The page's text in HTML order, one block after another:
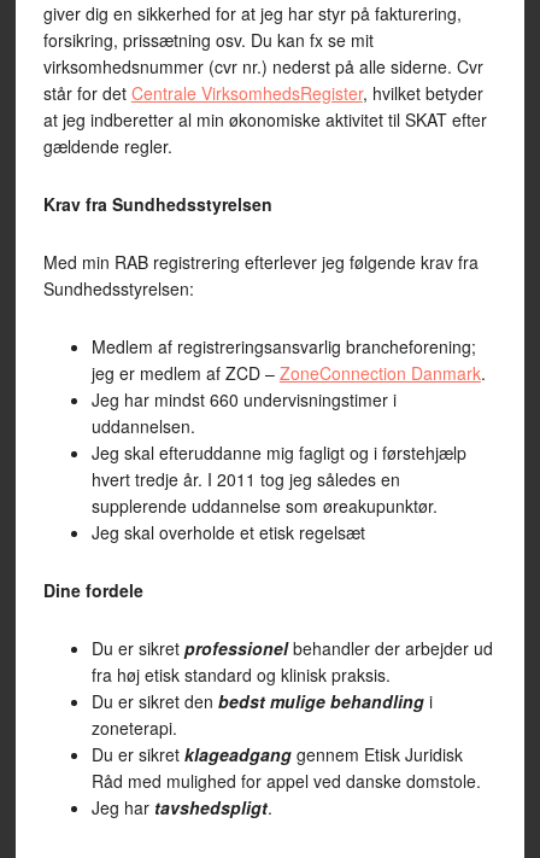
giver dig en sikkerhed for at jeg har styr på fakturering,
forsikring, prissætning osv. Du kan fx se mit
virksomhedsnummer (cvr nr.) nederst på alle siderne. Cvr
står for det Centrale VirksomhedsRegister, hvilket betyder
at jeg indberetter al min økonomiske aktivitet til SKAT efter
gældende regler.
Krav fra Sundhedsstyrelsen
Med min RAB registrering efterlever jeg følgende krav fra
Sundhedsstyrelsen:
Medlem af registreringsansvarlig brancheforening;
jeg er medlem af ZCD – ZoneConnection Danmark.
Jeg har mindst 660 undervisningstimer i
uddannelsen.
Jeg skal efteruddanne mig fagligt og i førstehjælp
hvert tredje år. I 2011 tog jeg således en
supplerende uddannelse som øreakupunktør.
Jeg skal overholde et etisk regelsæt
Dine fordele
Du er sikret professionelbehandler der arbejder ud
fra høj etisk standard og klinisk praksis.
Du er sikret den bedst mulige behandlingi
zoneterapi.
Du er sikret klageadganggennem Etisk Juridisk
Råd med mulighed for appel ved danske domstole.
Jeg har tavshedspligt.